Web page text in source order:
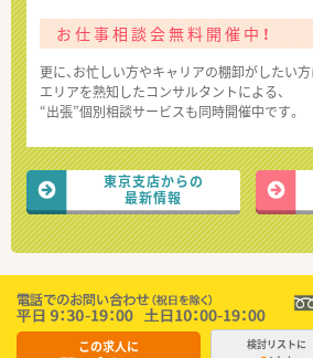
お仕事相談会無料開催中！
更に、お忙しい方やキャリアの棚卸がしたい
エリアを熟知したコンサルタントによる、
“出張”個別相談サービスも同時開催中です。
東京支店からの
最新情報
この求人に 検討リストに